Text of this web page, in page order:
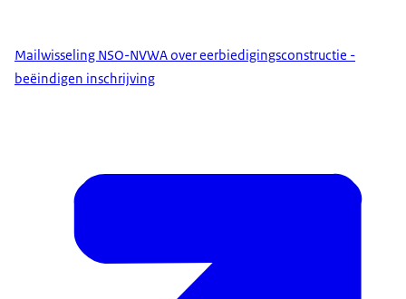
Mailwisseling NSO-NVWA over eerbiedigingsconstructie -
beëindigen inschrijving